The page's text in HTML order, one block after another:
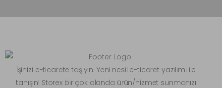
İşinizi e-ticarete taşıyın. Yeni nesil e-ticaret yazılımı ile
tanışın! Storex bir çok alanda ürün/hizmet sunmanızı